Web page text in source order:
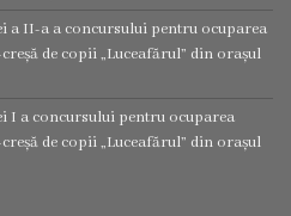
a II-a a concursului pentru ocuparea
de copii „Luceafărul” din orașul
I a concursului pentru ocuparea
de copii „Luceafărul” din orașul